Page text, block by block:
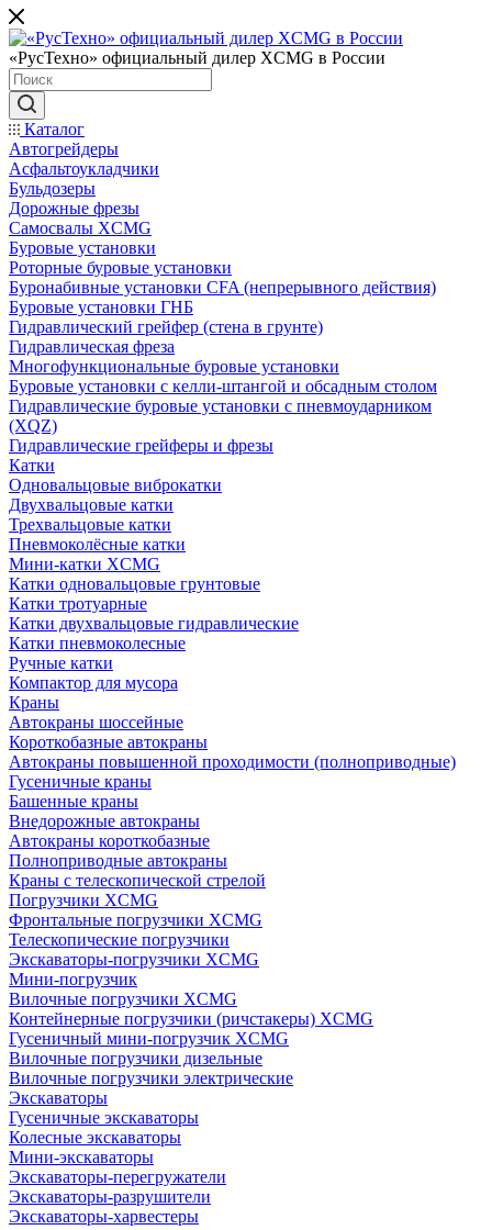
«РусТехно» официальный дилер XCMG в России
Каталог
Автогрейдеры
Асфальтоукладчики
Бульдозеры
Дорожные фрезы
Самосвалы XCMG
Буровые установки
Роторные буровые установки
Буронабивные установки CFA (непрерывного действия)
Буровые установки ГНБ
Гидравлический грейфер (стена в грунте)
Гидравлическая фреза
Многофункциональные буровые установки
Буровые установки с келли-штангой и обсадным столом
Гидравлические буровые установки с пневмоударником
(XQZ)
Гидравлические грейферы и фрезы
Катки
Одновальцовые виброкатки
Двухвальцовые катки
Трехвальцовые катки
Пневмоколёсные катки
Мини-катки XCMG
Катки одновальцовые грунтовые
Катки тротуарные
Катки двухвальцовые гидравлические
Катки пневмоколесные
Ручные катки
Компактор для мусора
Краны
Автокраны шоссейные
Короткобазные автокраны
Автокраны повышенной проходимости (полноприводные)
Гусеничные краны
Башенные краны
Внедорожные автокраны
Автокраны короткобазные
Полноприводные автокраны
Краны с телескопической стрелой
Погрузчики XCMG
Фронтальные погрузчики XCMG
Телескопические погрузчики
Экскаваторы-погрузчики XCMG
Мини-погрузчик
Вилочные погрузчики XCMG
Контейнерные погрузчики (ричстакеры) XCMG
Гусеничный мини-погрузчик XCMG
Вилочные погрузчики дизельные
Вилочные погрузчики электрические
Экскаваторы
Гусеничные экскаваторы
Колесные экскаваторы
Мини-экскаваторы
Экскаваторы-перегружатели
Экскаваторы-разрушители
Экскаваторы-харвестеры